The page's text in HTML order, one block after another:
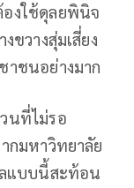
งใช้ดุลยพินิจ
ขวางสุ่มเสี่ยง
าชนอย่างมาก
นที่ไม่รอ
กมหาวิทยาลัย
แบบนี้สะท้อน